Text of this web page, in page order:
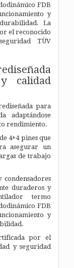
FDB
y
La
el reconocido
TÜV
calidad
para
adaptándose
rendimiento.
4+4 pines que
asegurar un
de trabajo
duraderos y
termo
FDB
y
por el
y seguridad